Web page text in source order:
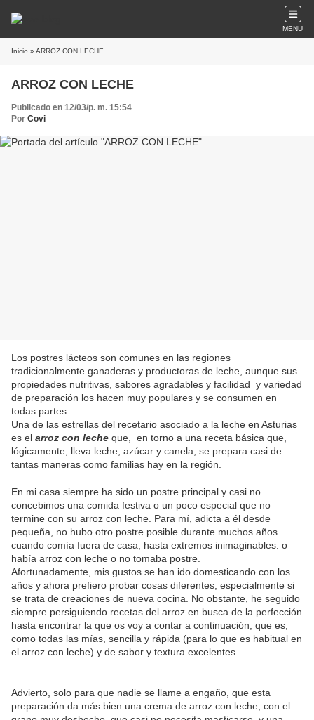
MENU
Inicio » ARROZ CON LECHE
ARROZ CON LECHE
Publicado en 12/03/p. m. 15:54
Por Covi
Los postres lácteos son comunes en las regiones
tradicionalmente ganaderas y productoras de leche, aunque sus
propiedades nutritivas, sabores agradables y facilidad y variedad
de preparación los hacen muy populares y se consumen en
todas partes.
Una de las estrellas del recetario asociado a la leche en Asturias
es el arroz con leche que, en torno a una receta básica que,
lógicamente, lleva leche, azúcar y canela, se prepara casi de
tantas maneras como familias hay en la región.
En mi casa siempre ha sido un postre principal y casi no
concebimos una comida festiva o un poco especial que no
termine con su arroz con leche. Para mí, adicta a él desde
pequeña, no hubo otro postre posible durante muchos años
cuando comía fuera de casa, hasta extremos inimaginables: o
había arroz con leche o no tomaba postre.
Afortunadamente, mis gustos se han ido domesticando con los
años y ahora prefiero probar cosas diferentes, especialmente si
se trata de creaciones de nueva cocina. No obstante, he seguido
siempre persiguiendo recetas del arroz en busca de la perfección
hasta encontrar la que os voy a contar a continuación, que es,
como todas las mías, sencilla y rápida (para lo que es habitual en
el arroz con leche) y de sabor y textura excelentes.
Advierto, solo para que nadie se llame a engaño, que esta
preparación da más bien una crema de arroz con leche, con el